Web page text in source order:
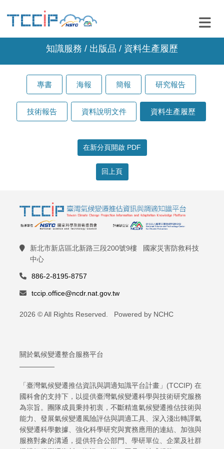
知識服務 / 出版品 / 資料生產履歷
專書 海報 簡報 研究報告
技術報告 資料說明文件 資料生產履歷
在新分頁開啟 PDF
回上頁
新北市新店區北新路三段200號9樓 國家災害防救科技
中心
886-2-8195-8757
tccip.office@ncdr.nat.gov.tw
2026 © All Rights Reserved. Powered by NCHC
關於氣候變遷整合服務平台
「臺灣氣候變遷推估資訊與調適知識平台計畫」(TCCIP) 在
國科會的支持下，以提供臺灣氣候變遷科學與技術研究服務
為宗旨。團隊成員秉持初衷，不斷精進氣候變遷推估技術與
能力、發展氣候變遷風險評估與調適工具、深入淺出轉譯氣
候變遷科學數據、強化科學研究與實務應用的連結、加強與
服務對象的溝通，提供符合公部門、學研單位、企業及社群